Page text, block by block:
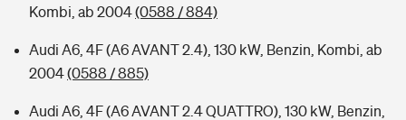
Kombi, ab 2004(0588 / 884)
Audi A6, 4F (A6 AVANT 2.4), 130 kW, Benzin, Kombi, ab
2004(0588 / 885)
Audi A6, 4F (A6 AVANT 2.4 QUATTRO), 130 kW, Benzin,